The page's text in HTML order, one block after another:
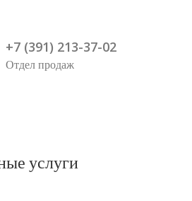
+7 (391) 213-37-02
Отдел продаж
услуги